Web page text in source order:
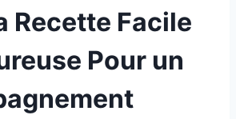
Recette Facile
Pour un